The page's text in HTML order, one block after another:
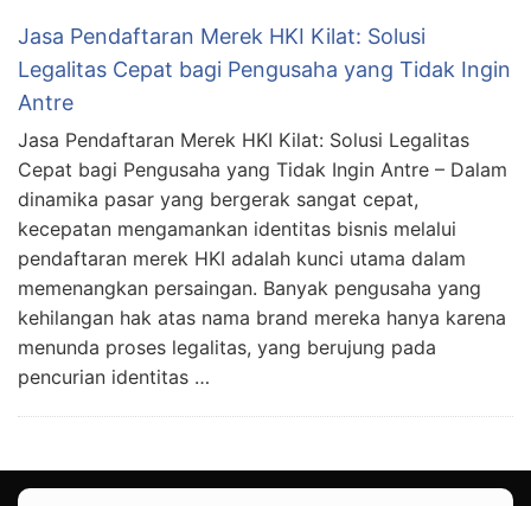
Jasa Pendaftaran Merek HKI Kilat: Solusi
Legalitas Cepat bagi Pengusaha yang Tidak Ingin
Antre
Jasa Pendaftaran Merek HKI Kilat: Solusi Legalitas
Cepat bagi Pengusaha yang Tidak Ingin Antre – Dalam
dinamika pasar yang bergerak sangat cepat,
kecepatan mengamankan identitas bisnis melalui
pendaftaran merek HKI adalah kunci utama dalam
memenangkan persaingan. Banyak pengusaha yang
kehilangan hak atas nama brand mereka hanya karena
menunda proses legalitas, yang berujung pada
pencurian identitas …